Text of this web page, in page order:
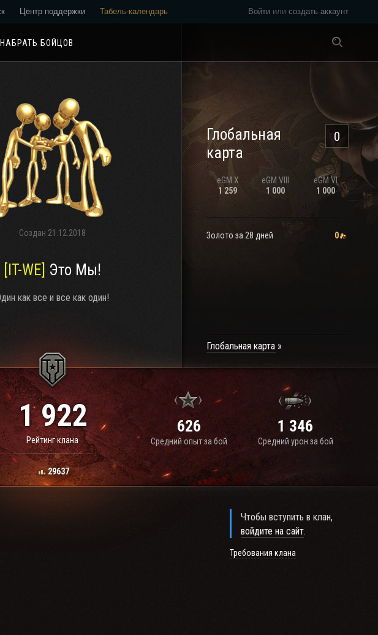
Войти или создать аккаунт
Центр поддержки Табель-календарь
НАБРАТЬ БОЙЦОВ
Создан 21.12.2018
[IT-WE] Это Мы!
как все и все как один!
0
Глобальная
карта
eGM X
1 259
eGM VIII
1 000
eGM VI
1 000
Золото за 28 дней 0
Глобальная карта
1 922
Рейтинг клана
29637
626
Средний опыт за бой
1 346
Средний урон за бой
Чтобы вступить в клан,
войдите на сайт.
Требования клана